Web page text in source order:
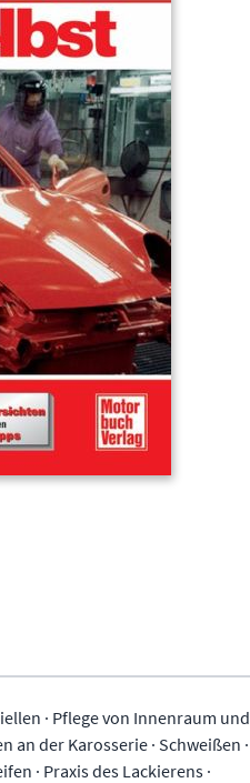
· Pflege von Innenraum und
an der Karosserie · Schweißen ·
· Praxis des Lackierens ·